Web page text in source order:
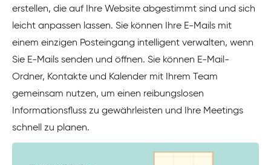
erstellen, die auf Ihre Website abgestimmt sind und sich
leicht anpassen lassen. Sie können Ihre E-Mails mit
einem einzigen Posteingang intelligent verwalten, wenn
Sie E-Mails senden und öffnen. Sie können E-Mail-
Ordner, Kontakte und Kalender mit Ihrem Team
gemeinsam nutzen, um einen reibungslosen
Informationsfluss zu gewährleisten und Ihre Meetings
schnell zu planen.